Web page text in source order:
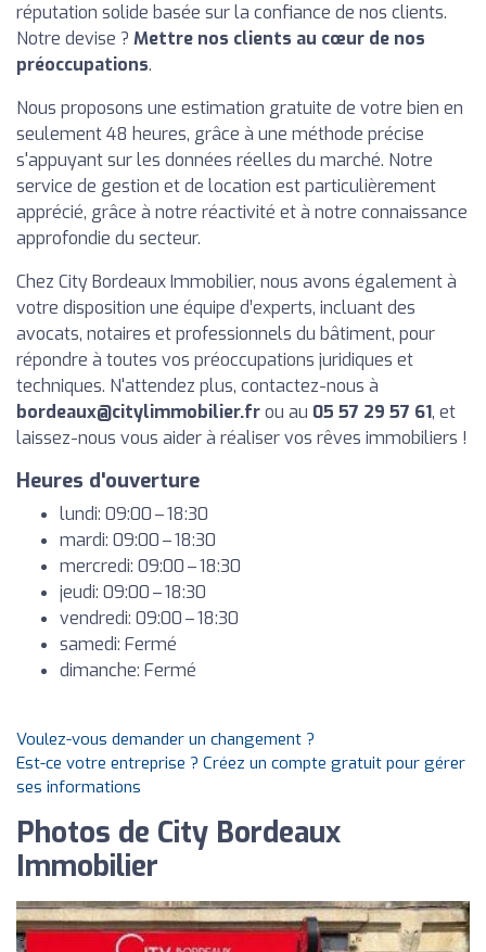
réputation solide basée sur la confiance de nos clients.
Notre devise ? Mettre nos clients au cœur de nos
préoccupations.
Nous proposons une estimation gratuite de votre bien en
seulement 48 heures, grâce à une méthode précise
s'appuyant sur les données réelles du marché. Notre
service de gestion et de location est particulièrement
apprécié, grâce à notre réactivité et à notre connaissance
approfondie du secteur.
Chez City Bordeaux Immobilier, nous avons également à
votre disposition une équipe d’experts, incluant des
avocats, notaires et professionnels du bâtiment, pour
répondre à toutes vos préoccupations juridiques et
techniques. N'attendez plus, contactez-nous à
bordeaux@citylimmobilier.frou au 05 57 29 57 61, et
laissez-nous vous aider à réaliser vos rêves immobiliers !
Heures d'ouverture
lundi: 09:00 – 18:30
mardi: 09:00 – 18:30
mercredi: 09:00 – 18:30
jeudi: 09:00 – 18:30
vendredi: 09:00 – 18:30
samedi: Fermé
dimanche: Fermé
Voulez-vous demander un changement ?
Est-ce votre entreprise ? Créez un compte gratuit pour gérer
ses informations
Photos de City Bordeaux
Immobilier